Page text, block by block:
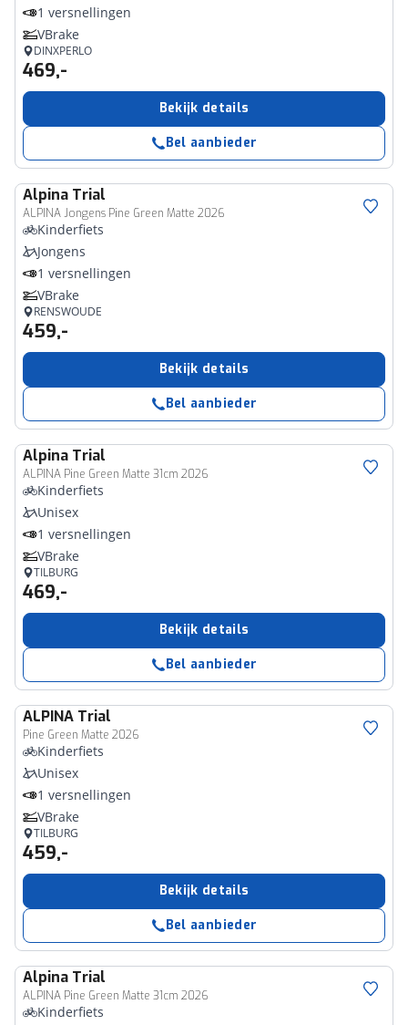
1 versnellingen
VBrake
DINXPERLO
469,-
Bekijk details
Bel aanbieder
Alpina Trial
ALPINA Jongens Pine Green Matte 2026
Kinderfiets
Jongens
1 versnellingen
VBrake
RENSWOUDE
459,-
Bekijk details
Bel aanbieder
Alpina Trial
ALPINA Pine Green Matte 31cm 2026
Kinderfiets
Unisex
1 versnellingen
VBrake
TILBURG
469,-
Bekijk details
Bel aanbieder
ALPINA Trial
Pine Green Matte 2026
Kinderfiets
Unisex
1 versnellingen
VBrake
TILBURG
459,-
Bekijk details
Bel aanbieder
Alpina Trial
ALPINA Pine Green Matte 31cm 2026
Kinderfiets